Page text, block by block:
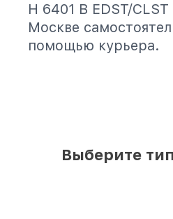
H 6401 B EDST/
Москве
помощью курьера.
Выберите